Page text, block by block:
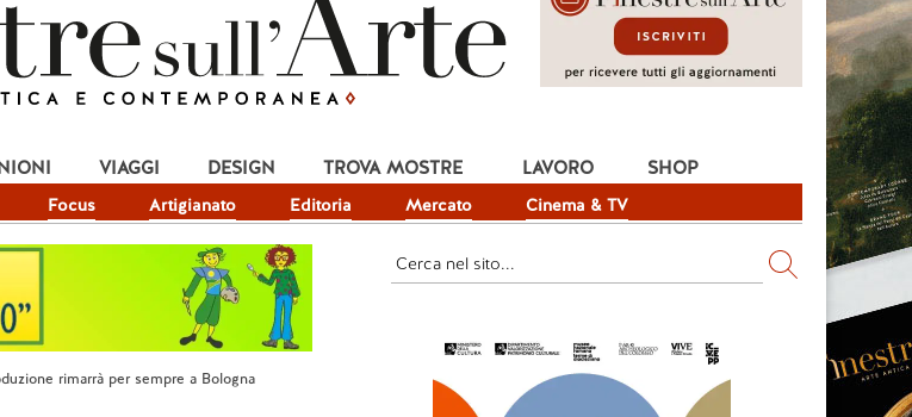
Focus Artigianato Editoria Mercato Cinema & TV
VIAGGI DESIGN TROVA MOSTRE LAVORO SHOP
rimarrà per sempre a Bologna